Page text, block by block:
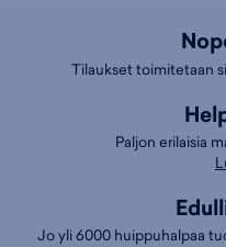
Tilaukset toimitetaan
Paljon erilaisia
Jo yli 6000 huippuhalpaa